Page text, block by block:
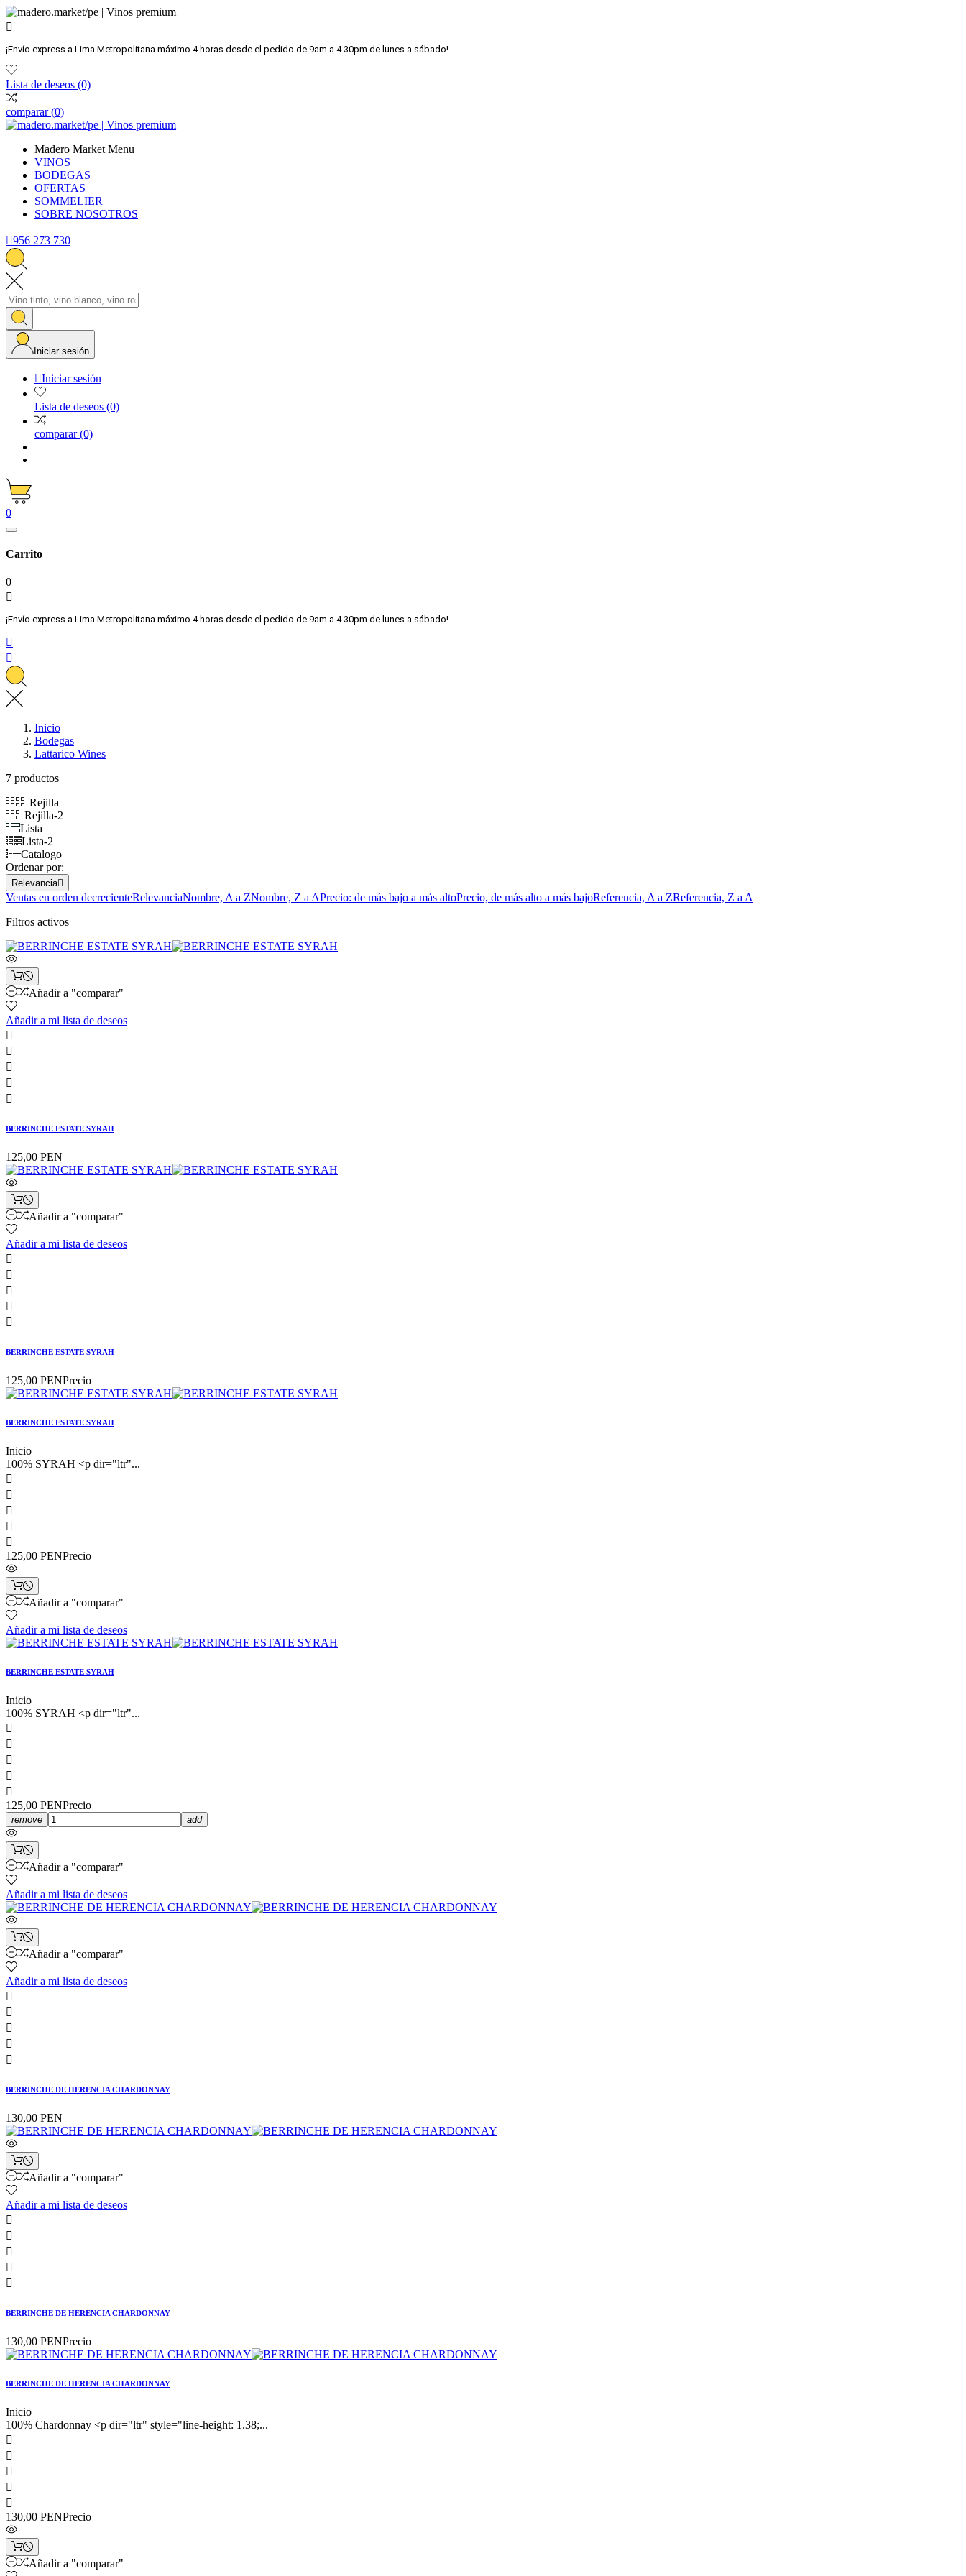

¡Envío express a Lima Metropolitana máximo 4 horas desde el pedido de 9am a 4.30pm de lunes a sábado!
Lista de deseos (0)
comparar(0)
Madero Market Menu
VINOS
BODEGAS
OFERTAS
SOMMELIER
SOBRE NOSOTROS
956 273 730
Iniciar sesión
Iniciar sesión
Lista de deseos (0)
comparar(0)
0
Carrito
0

¡Envío express a Lima Metropolitana máximo 4 horas desde el pedido de 9am a 4.30pm de lunes a sábado!


Inicio
Bodegas
Lattarico Wines
7 productos
Rejilla
Rejilla-2
Lista
Lista-2
Catalogo
Ordenar por:
Relevancia
Ventas en orden decrecienteRelevanciaNombre, A a ZNombre, Z a APrecio: de más bajo a más altoPrecio, de más alto a más bajoReferencia, A a ZReferencia, Z a A
Filtros activos
Añadir a "comparar"
Añadir a mi lista de deseos





BERRINCHE ESTATE SYRAH
125,00 PEN
Añadir a "comparar"
Añadir a mi lista de deseos





BERRINCHE ESTATE SYRAH
125,00 PENPrecio
BERRINCHE ESTATE SYRAH
Inicio
100% SYRAH <p dir="ltr"...





125,00 PENPrecio
Añadir a "comparar"
Añadir a mi lista de deseos
BERRINCHE ESTATE SYRAH
Inicio
100% SYRAH <p dir="ltr"...





125,00 PENPrecio
remove add
Añadir a "comparar"
Añadir a mi lista de deseos
Añadir a "comparar"
Añadir a mi lista de deseos





BERRINCHE DE HERENCIA CHARDONNAY
130,00 PEN
Añadir a "comparar"
Añadir a mi lista de deseos





BERRINCHE DE HERENCIA CHARDONNAY
130,00 PENPrecio
BERRINCHE DE HERENCIA CHARDONNAY
Inicio
100% Chardonnay <p dir="ltr" style="line-height: 1.38;...





130,00 PENPrecio
Añadir a "comparar"